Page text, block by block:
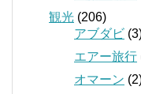
観光 (206)
アブダビ
エアー旅行
オマーン